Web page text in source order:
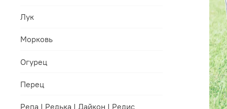
Лук
Морковь
Огурец
Перец
Репа | Редька | Дайкон | Редис